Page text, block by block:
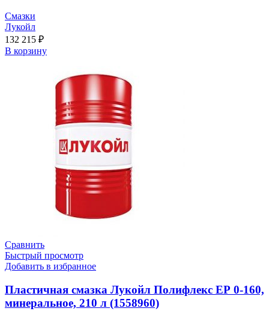
Смазки
Лукойл
132 215 ₽
В корзину
Сравнить
Быстрый просмотр
Добавить в избранное
Пластичная смазка Лукойл Полифлекс ЕР 0-160,
минеральное, 210 л (1558960)